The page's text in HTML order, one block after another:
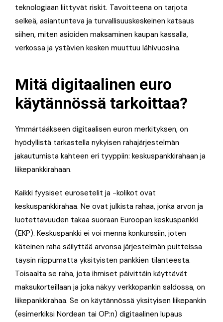
teknologiaan liittyvät riskit. Tavoitteena on tarjota
selkeä, asiantunteva ja turvallisuuskeskeinen katsaus
siihen, miten asioiden maksaminen kaupan kassalla,
verkossa ja ystävien kesken muuttuu lähivuosina.
Mitä digitaalinen euro
käytännössä tarkoittaa?
Ymmärtääkseen digitaalisen euron merkityksen, on
hyödyllistä tarkastella nykyisen rahajärjestelmän
jakautumista kahteen eri tyyppiin: keskuspankkirahaan ja
liikepankkirahaan.
Kaikki fyysiset eurosetelit ja -kolikot ovat
keskuspankkirahaa. Ne ovat julkista rahaa, jonka arvon ja
luotettavuuden takaa suoraan Euroopan keskuspankki
(EKP). Keskuspankki ei voi mennä konkurssiin, joten
käteinen raha säilyttää arvonsa järjestelmän puitteissa
täysin riippumatta yksityisten pankkien tilanteesta.
Toisaalta se raha, jota ihmiset päivittäin käyttävät
maksukorteillaan ja joka näkyy verkkopankin saldossa, on
liikepankkirahaa. Se on käytännössä yksityisen liikepankin
(esimerkiksi Nordean tai OP:n) digitaalinen lupaus